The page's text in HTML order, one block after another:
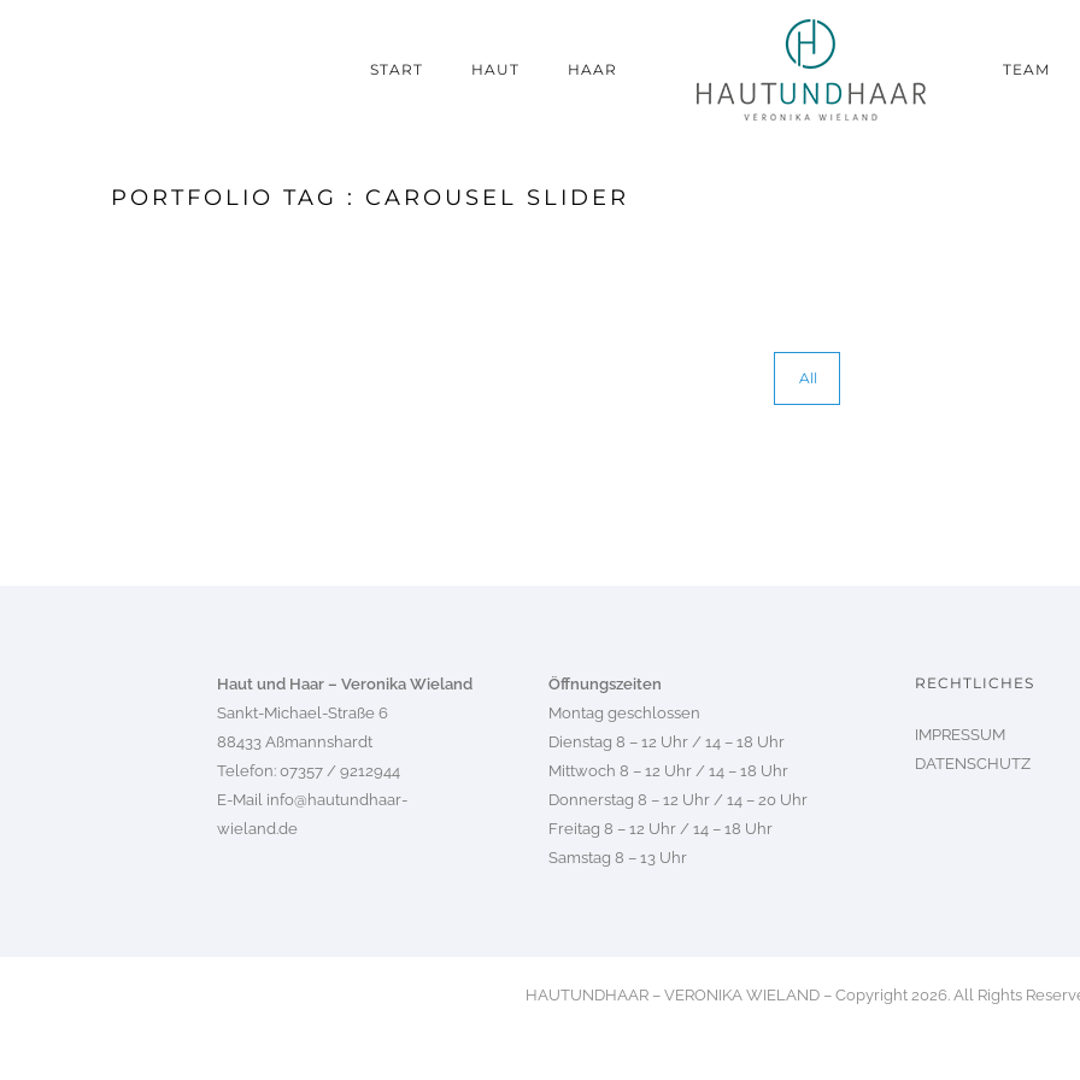
START HAUT HAAR TEAM
PORTFOLIO TAG : CAROUSEL SLIDER
All
Haut und Haar – Veronika Wieland
Sankt-Michael-Straße 6
88433 Aßmannshardt
Telefon: 07357 / 9212944
E-Mail info@hautundhaar-
wieland.de
Öffnungszeiten
Montag geschlossen
Dienstag 8 – 12 Uhr / 14 – 18 Uhr
Mittwoch 8 – 12 Uhr / 14 – 18 Uhr
Donnerstag 8 – 12 Uhr / 14 – 20 Uhr
Freitag 8 – 12 Uhr / 14 – 18 Uhr
Samstag 8 – 13 Uhr
RECHTLICHES
IMPRESSUM
DATENSCHUTZ
HAUTUNDHAAR – VERONIKA WIELAND – Copyright 2026. All Rights